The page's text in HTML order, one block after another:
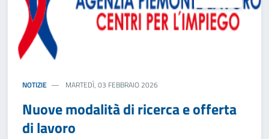
NOTIZIE MARTEDÌ, 03 FEBBRAIO 2026
Nuove modalità di ricerca e offerta
di lavoro